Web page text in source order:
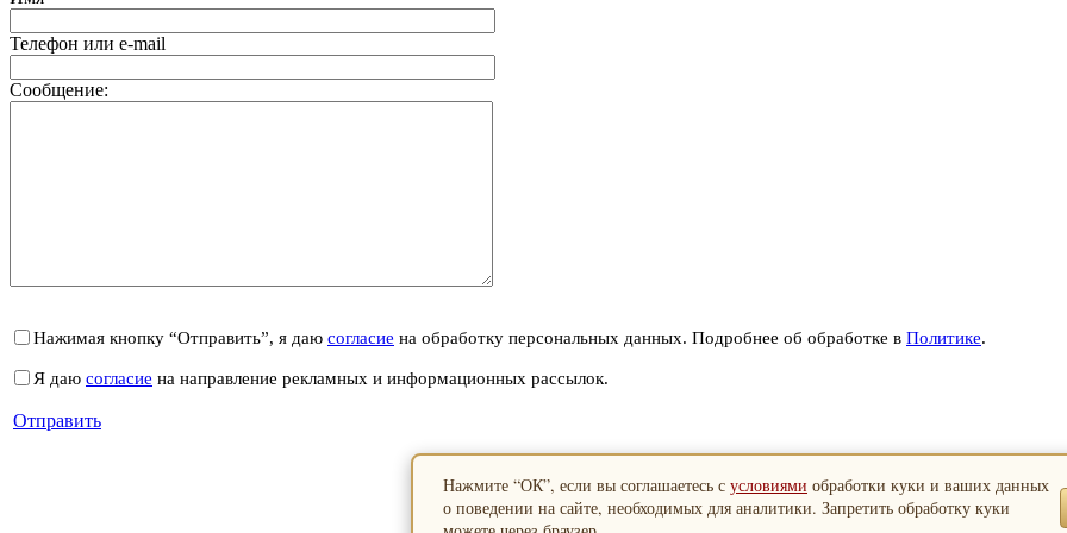
Телефон или e-mail
Сообщение:
Нажимая кнопку “Отправить”, я даю согласие на обработку персональных данных. Подробнее об обработке в Политике.
Я даю согласие на направление рекламных и информационных рассылок.
Отправить
Нажмите “ОК”, если вы соглашаетесь с условиями обработки куки и ваших данных
о поведении на сайте, необходимых для аналитики. Запретить обработку куки